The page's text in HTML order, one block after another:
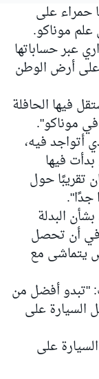
حمراء على
موناكو.
عبر حساباتها
1: "التسابق على أرض الوطن
فيها الحافلة
موناكو".
أتواجد فيه،
فيها
حول
جدًا".
البدلة
في أن تحصل
خاص يتماشى مع
"تبدو أفضل من
السيارة على
على